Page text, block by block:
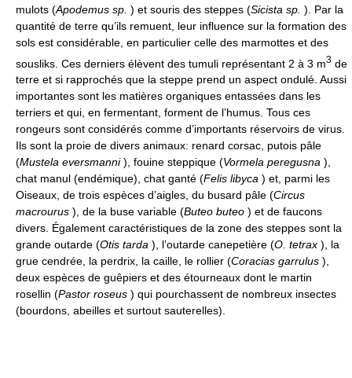
mulots (Apodemus sp. ) et souris des steppes (Sicista sp. ). Par la
quantité de terre qu’ils remuent, leur influence sur la formation des
sols est considérable, en particulier celle des marmottes et des
sousliks. Ces derniers élèvent des tumuli représentant 2 à 3 m3 de
terre et si rapprochés que la steppe prend un aspect ondulé. Aussi
importantes sont les matières organiques entassées dans les
terriers et qui, en fermentant, forment de l’humus. Tous ces
rongeurs sont considérés comme d’importants réservoirs de virus.
Ils sont la proie de divers animaux: renard corsac, putois pâle
(Mustela eversmanni), fouine steppique (Vormela peregusna ),
chat manul (endémique), chat ganté (Felis libyca ) et, parmi les
Oiseaux, de trois espèces d’aigles, du busard pâle (Circus
macrourus ), de la buse variable (Buteo buteo ) et de faucons
divers. Également caractéristiques de la zone des steppes sont la
grande outarde (Otis tarda ), l’outarde canepetière (O. tetrax ), la
grue cendrée, la perdrix, la caille, le rollier (Coracias garrulus ),
deux espèces de guêpiers et des étourneaux dont le martin
rosellin (Pastor roseus ) qui pourchassent de nombreux insectes
(bourdons, abeilles et surtout sauterelles).